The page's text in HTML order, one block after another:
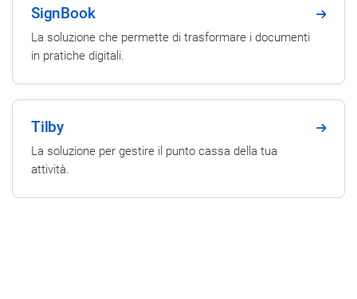
SignBook
La soluzione che permette di trasformare i documenti
in pratiche digitali.
Tilby
La soluzione per gestire il punto cassa della tua
attività.